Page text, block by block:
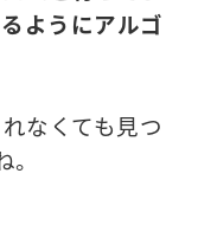
ようにアルゴ
なくても見つ